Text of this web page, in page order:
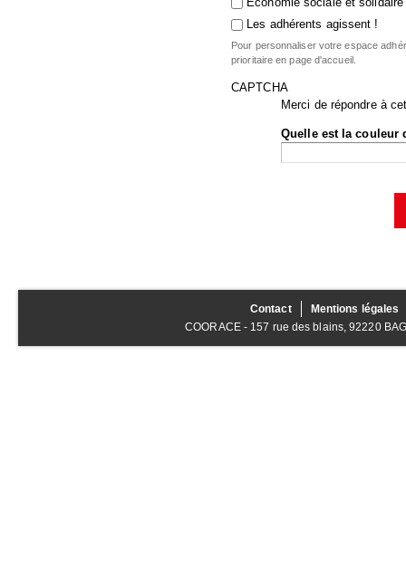
Les adhérents agissent !
Pour personnaliser votre espace
prioritaire en page d'accueil.
CAPTCHA
Merci de répondre à
Quelle est la couleur
Contact
Mentions légales
COORACE - 157 rue des blains, 92220